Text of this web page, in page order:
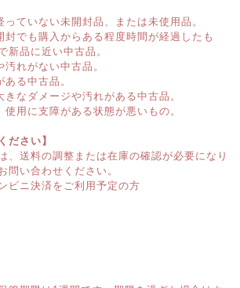
ていない未開封品、または未使用品。
封でも購入からある程度時間が経過したも
新品に近い中古品。
れがない中古品。
る中古品。
きなダメージや汚れがある中古品。
用に支障がある状態が悪いもの。
ださい】
、送料の調整または在庫の確認が必要になり
問い合わせください。
ビニ決済をご利用予定の方